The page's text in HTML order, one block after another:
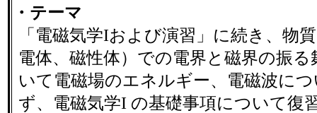
・テーマ
「電磁気学Iおよび演習」に続き、物
電体、磁性体）での電界と磁界の振
いて電磁場のエネルギー、電磁波に
ず、電磁気学I の基礎事項について復